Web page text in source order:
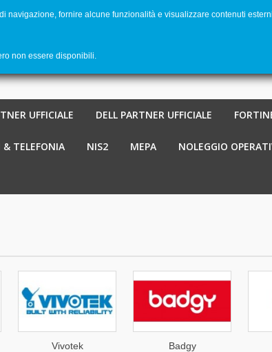
UFFICIALE DELL PARTNER UFFICIALE
& TELEFONIA NIS2 MEPA NOLEGGIO
Vivotek Badgy
fornire alcune funzionalità e visualizzare contenuti
non essere disponibili.